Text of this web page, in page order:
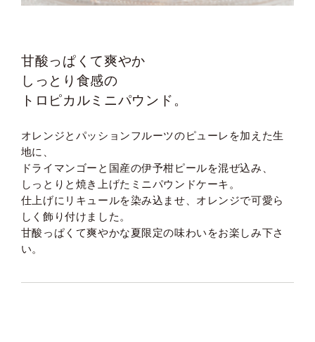
甘酸っぱくて爽やか
しっとり食感の
トロピカルミニパウンド。
オレンジとパッションフルーツのピューレを加えた生
地に、
ドライマンゴーと国産の伊予柑ピールを混ぜ込み、
しっとりと焼き上げたミニパウンドケーキ。
仕上げにリキュールを染み込ませ、オレンジで可愛ら
しく飾り付けました。
甘酸っぱくて爽やかな夏限定の味わいをお楽しみ下さ
い。